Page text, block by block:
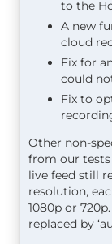
to the
A new
cloud
Fix for
could
Fix to
Other non-
from our tests
live feed still
resolution,
1080p or
replaced by